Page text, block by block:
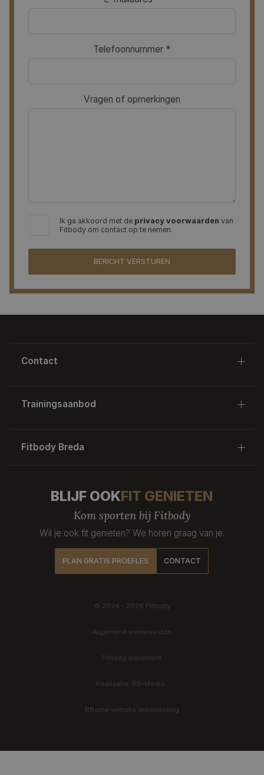
Telefoonnummer *
Vragen of opmerkingen
Ik ga akkoord met de privacy voorwaarden van
Fitbody om contact op te nemen.
BLIJF OOKFIT GENIETEN
Kom sporten bij Fitbody
Wil je ook fit genieten? We horen graag van je.
PLAN GRATIS PROEFLES CONTACT
Contact
4814 AC Breda
Trainingsaanbod
Parttime PT
Vrouwelijke personal trainer
Fitbody Breda
Ervaringen
© 2024 - 2026 Fitbody
Algemene voorwaarden
Privacy statement
Realisatie: RB-Media
RBorne website ontwikkeling